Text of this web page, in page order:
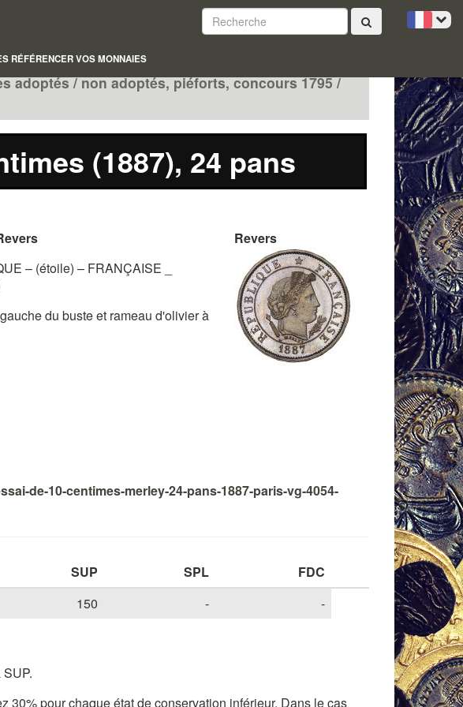
RÉFÉRENCER VOS MONNAIES
adoptés / non adoptés, piéforts, concours 1795 /
(1887), 24 pans
Revers
– (étoile) – FRANÇAISE _
du buste et rameau d'olivier à
de-10-centimes-merley-24-pans-1887-paris-vg-4054-
SUP SPL
FDC
150 - -
pour chaque état de conservation inférieur. Dans le cas